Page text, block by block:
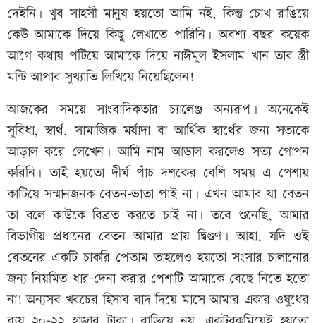
দেইনি। খুব সাহসী মানুষ হয়তো আমি নই, কিন্তু চোখ রাঙিয়ে
কেউ আমাকে দিয়ে কিছু লেখাতে পারিনি। অবশ্য বছর কয়েক
আগে কথায় পটিয়ে আমাকে দিয়ে নাঈমুল ইসলাম খান তার স্ত্রী
মন্টি আপার সুখ্যাতি লিখিয়ে নিয়েছিলেন!
আজকের সময়ে সাংবাদিকতার চ্যালেঞ্জ অন্যরূপ। অনেকেই
সুবিধা, স্বার্থ, সামাজিক মর্যাদা বা আর্থিক স্বার্থের জন্য সত্যকে
আড়াল করে লেখেন। আমি নাম আড়াল করলেও সত্য গোপন
করিনি। তাই হয়তো দীর্ঘ পাঁচ দশকের বেশি সময় এ পেশায়
কাটিয়ে সন্মানজনক বেতন-ভাতা পাই না। এখন আমার যা বেতন
তা বলে কাউকে বিব্রত করতে চাই না। তবে শুনেছি, আমার
বিভাগীয় প্রধানের বেতন আমার প্রায় দ্বিগুণ। আহা, যদি ওই
বেতনের একটি চাকরি পেতাম তাহলেও হয়তো সংসার চালানোর
জন্য নিয়মিত ধার-দেনা করার পেশাটি আমাকে বেছে নিতে হতো
না! অন্যসব খরচের হিসাব বাদ দিয়ে মাসে আমার একার ওষুধের